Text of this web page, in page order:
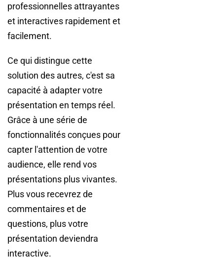
professionnelles attrayantes
et interactives rapidement et
facilement.
Ce qui distingue cette
solution des autres, c'est sa
capacité à adapter votre
présentation en temps réel.
Grâce à une série de
fonctionnalités conçues pour
capter l'attention de votre
audience, elle rend vos
présentations plus vivantes.
Plus vous recevrez de
commentaires et de
questions, plus votre
présentation deviendra
interactive.